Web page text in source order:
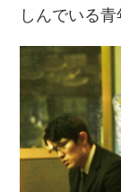
しんでいる